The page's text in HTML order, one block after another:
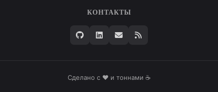
КОНТАКТЫ
Сделано с ❤️ и тоннами ☕